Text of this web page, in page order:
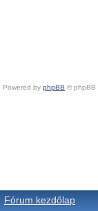
Powered by phpBB © phpBB
Fórum kezdőlap